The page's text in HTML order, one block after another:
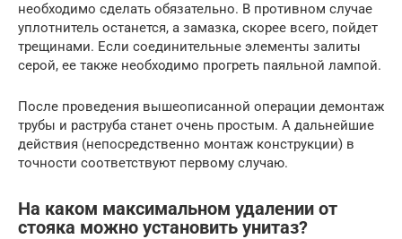
необходимо сделать обязательно. В противном случае
уплотнитель останется, а замазка, скорее всего, пойдет
трещинами. Если соединительные элементы залиты
серой, ее также необходимо прогреть паяльной лампой.
После проведения вышеописанной операции демонтаж
трубы и раструба станет очень простым. А дальнейшие
действия (непосредственно монтаж конструкции) в
точности соответствуют первому случаю.
На каком максимальном удалении от
стояка можно установить унитаз?